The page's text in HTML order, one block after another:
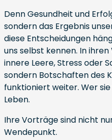
Denn Gesundheit und
sondern das Ergebnis
diese Entscheidungen
uns selbst kennen. In
innere Leere, Stress oder
sondern Botschaften des
funktioniert weiter. Wer
Leben.
Ihre Vorträge sind nicht
Wendepunkt.